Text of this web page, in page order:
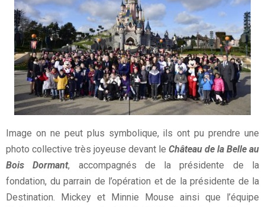
Image on ne peut plus symbolique, ils ont pu prendre une
photo collective très joyeuse devant le Château de la Belle au
Bois Dormant, accompagnés de la présidente de la
fondation, du parrain de l’opération et de la présidente de la
Destination. Mickey et Minnie Mouse ainsi que l’équipe